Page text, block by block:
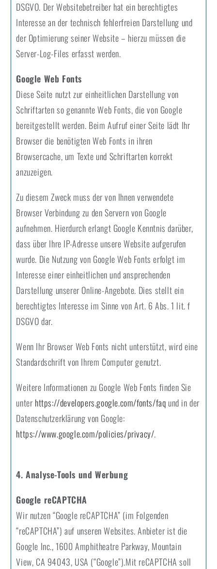
DSGVO. Der Websitebetreiber hat ein berechtigtes
Interesse an der technisch fehlerfreien Darstellung und
der Optimierung seiner Website – hierzu müssen die
Server-Log-Files erfasst werden.
Google Web Fonts
Diese Seite nutzt zur einheitlichen Darstellung von
Schriftarten so genannte Web Fonts, die von Google
bereitgestellt werden. Beim Aufruf einer Seite lädt Ihr
Browser die benötigten Web Fonts in ihren
Browsercache, um Texte und Schriftarten korrekt
anzuzeigen.
Zu diesem Zweck muss der von Ihnen verwendete
Browser Verbindung zu den Servern von Google
aufnehmen. Hierdurch erlangt Google Kenntnis darüber,
dass über Ihre IP-Adresse unsere Website aufgerufen
wurde. Die Nutzung von Google Web Fonts erfolgt im
Interesse einer einheitlichen und ansprechenden
Darstellung unserer Online-Angebote. Dies stellt ein
berechtigtes Interesse im Sinne von Art. 6 Abs. 1 lit. f
DSGVO dar.
Wenn Ihr Browser Web Fonts nicht unterstützt, wird eine
Standardschrift von Ihrem Computer genutzt.
Weitere Informationen zu Google Web Fonts finden Sie
unter https://developers.google.com/fonts/faq und in der
Datenschutzerklärung von Google:
https://www.google.com/policies/privacy/.
4. Analyse-Tools und Werbung
Google reCAPTCHA
Wir nutzen “Google reCAPTCHA” (im Folgenden
“reCAPTCHA”) auf unseren Websites. Anbieter ist die
Google Inc., 1600 Amphitheatre Parkway, Mountain
View, CA 94043, USA (“Google”).Mit reCAPTCHA soll